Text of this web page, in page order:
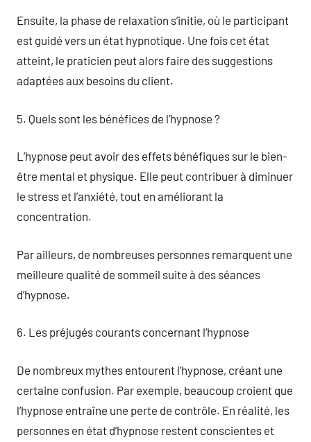
Ensuite, la phase de relaxation s’initie, où le participant
est guidé vers un état hypnotique. Une fois cet état
atteint, le praticien peut alors faire des suggestions
adaptées aux besoins du client.
5. Quels sont les bénéfices de l’hypnose ?
L’hypnose peut avoir des effets bénéfiques sur le bien-
être mental et physique. Elle peut contribuer à diminuer
le stress et l’anxiété, tout en améliorant la
concentration.
Par ailleurs, de nombreuses personnes remarquent une
meilleure qualité de sommeil suite à des séances
d’hypnose.
6. Les préjugés courants concernant l’hypnose
De nombreux mythes entourent l’hypnose, créant une
certaine confusion. Par exemple, beaucoup croient que
l’hypnose entraîne une perte de contrôle. En réalité, les
personnes en état d’hypnose restent conscientes et